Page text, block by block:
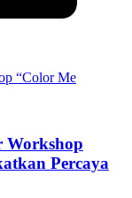
Workshop
Percaya